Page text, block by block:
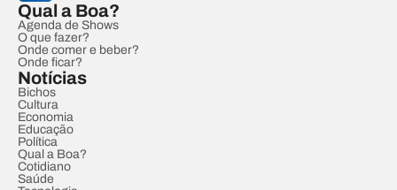
Qual a Boa?
Agenda de Shows
O que fazer?
Onde comer e beber?
Onde ficar?
Notícias
Bichos
Cultura
Economia
Educação
Política
Qual a Boa?
Cotidiano
Saúde